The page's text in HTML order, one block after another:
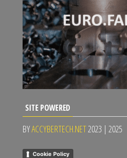
SITE POWERED
BYACCYBERTECH.NET2023 | 2025
Cookie Policy